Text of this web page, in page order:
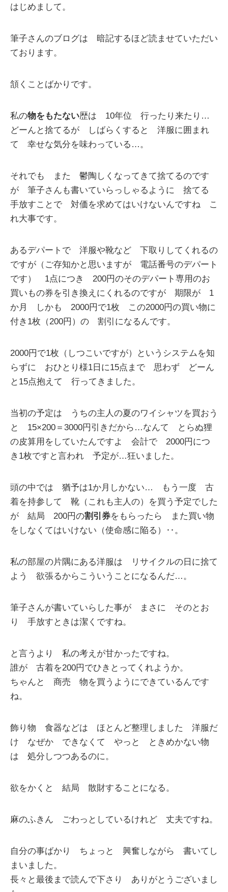
はじめまして。
筆子さんのブログは 暗記するほど読ませていただい
ております。
頷くことばかりです。
私の物をもたない歴は 10年位 行ったり来たり…
どーんと捨てるが しばらくすると 洋服に囲まれ
て 幸せな気分を味わっている…。
それでも また 鬱陶しくなってきて捨てるのです
が 筆子さんも書いていらっしゃるように 捨てる
手放すことで 対価を求めてはいけないんですね こ
れ大事です。
あるデパートで 洋服や靴など 下取りしてくれるの
ですが（ご存知かと思いますが 電話番号のデパート
です） 1点につき 200円のそのデパート専用のお
買いもの券を引き換えにくれるのですが 期限が 1
か月 しかも 2000円で1枚 この2000円の買い物に
付き1枚（200円）の 割引になるんです。
2000円で1枚（しつこいですが）というシステムを知
らずに おひとり様1日に15点まで 思わず どーん
と15点抱えて 行ってきました。
当初の予定は うちの主人の夏のワイシャツを買おう
と 15×200＝3000円引きだから…なんて とらぬ狸
の皮算用をしていたんですよ 会計で 2000円につ
き1枚ですと言われ 予定が…狂いました。
頭の中では 猶予は1か月しかない… もう一度 古
着を持参して 靴（これも主人の）を買う予定でした
が 結局 200円の割引券をもらったら また買い物
をしなくてはいけない（使命感に陥る）‥。
私の部屋の片隅にある洋服は リサイクルの日に捨て
よう 欲張るからこういうことになるんだ…。
筆子さんが書いていらした事が まさに そのとお
り 手放すときは潔くですね。
と言うより 私の考えが甘かったですね。
誰が 古着を200円でひきとってくれようか。
ちゃんと 商売 物を買うようにできているんです
ね。
飾り物 食器などは ほとんど整理しました 洋服だ
け なぜか できなくて やっと ときめかない物
は 処分しつつあるのに。
欲をかくと 結局 散財することになる。
麻のふきん ごわっとしているけれど 丈夫ですね。
自分の事ばかり ちょっと 興奮しながら 書いてし
まいました。
長々と最後まで読んで下さり ありがとうございまし